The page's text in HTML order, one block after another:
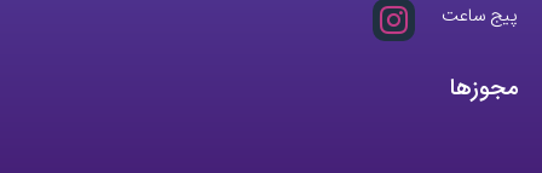
پیج ساعت
مجوزها